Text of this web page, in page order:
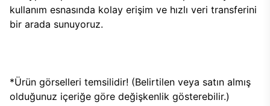
kullanım esnasında kolay erişim ve hızlı veri transferini
bir arada sunuyoruz.
*Ürün görselleri temsilidir! (Belirtilen veya satın almış
olduğunuz içeriğe göre değişkenlik gösterebilir.)